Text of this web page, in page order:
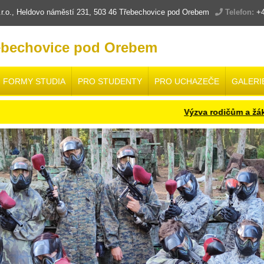
Heldovo náměstí 231, 503 46 Třebechovice pod Orebem Telefon:
pod Orebem
FORMY STUDIA PRO STUDENTY PRO UCHAZEČE
Výzva rodičům a žákům